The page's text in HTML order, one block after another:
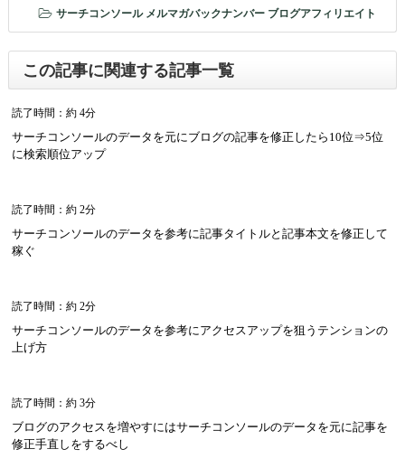
サーチコンソール メルマガバックナンバー ブログアフィリエイト
この記事に関連する記事一覧
読了時間：約 4分
サーチコンソールのデータを元にブログの記事を修正したら10位⇒5位
に検索順位アップ
読了時間：約 2分
サーチコンソールのデータを参考に記事タイトルと記事本文を修正して
稼ぐ
読了時間：約 2分
サーチコンソールのデータを参考にアクセスアップを狙うテンションの
上げ方
読了時間：約 3分
ブログのアクセスを増やすにはサーチコンソールのデータを元に記事を
修正手直しをするべし